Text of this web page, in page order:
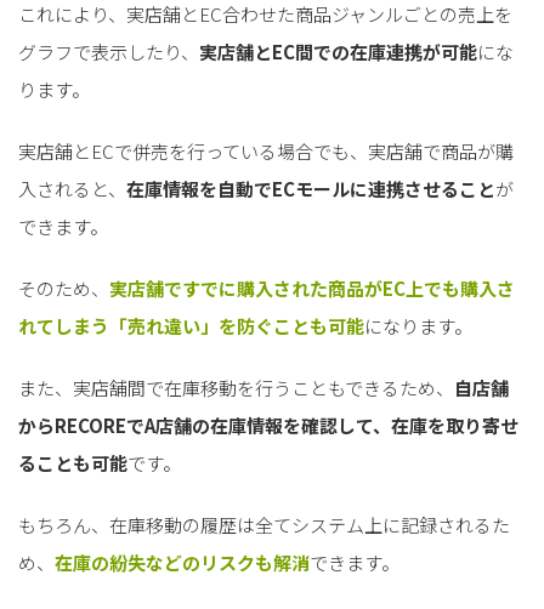
これにより、実店舗とEC合わせた商品ジャンルごとの売上を
グラフで表示したり、 実店舗とEC間での在庫連携が可能にな
ります。
実店舗とECで併売を行っている場合でも、実店舗で商品が購
入されると、 在庫情報を自動でECモールに連携させることが
できます。
そのため、 実店舗ですでに購入された商品がEC上でも購入さ
れてしまう「売れ違い」を防ぐことも可能になります。
また、実店舗間で在庫移動を行うこともできるため、 自店舗
からRECOREでA店舗の在庫情報を確認して、在庫を取り寄せ
ることも可能です。
もちろん、在庫移動の履歴は全てシステム上に記録されるた
め、 在庫の紛失などのリスクも解消できます。